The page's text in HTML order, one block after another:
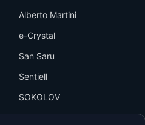
Alberto Martini
e-Crystal
San Saru
Sentiell
SOKOLOV